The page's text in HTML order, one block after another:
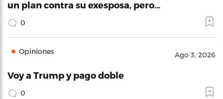
un plan contra su exesposa, pero…
0
Opiniones Ago 3, 2026
Voy a Trump y pago doble
0